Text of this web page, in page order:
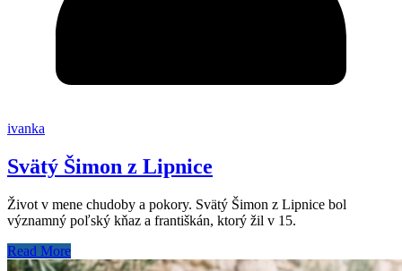
ivanka
Svätý Šimon z Lipnice
Život v mene chudoby a pokory. Svätý Šimon z Lipnice bol
významný poľský kňaz a františkán, ktorý žil v 15.
Read More